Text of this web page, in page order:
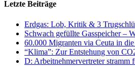
Letzte Beiträge
Erdgas: Lob, Kritik & 3
Schwach gefüllte Gasspeicher –
60.000 Migranten via Ceuta in
“Klima”: Zur Entstehung von
D: Arbeitnehmervertreter